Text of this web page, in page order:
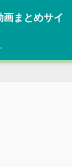
まとめサイ